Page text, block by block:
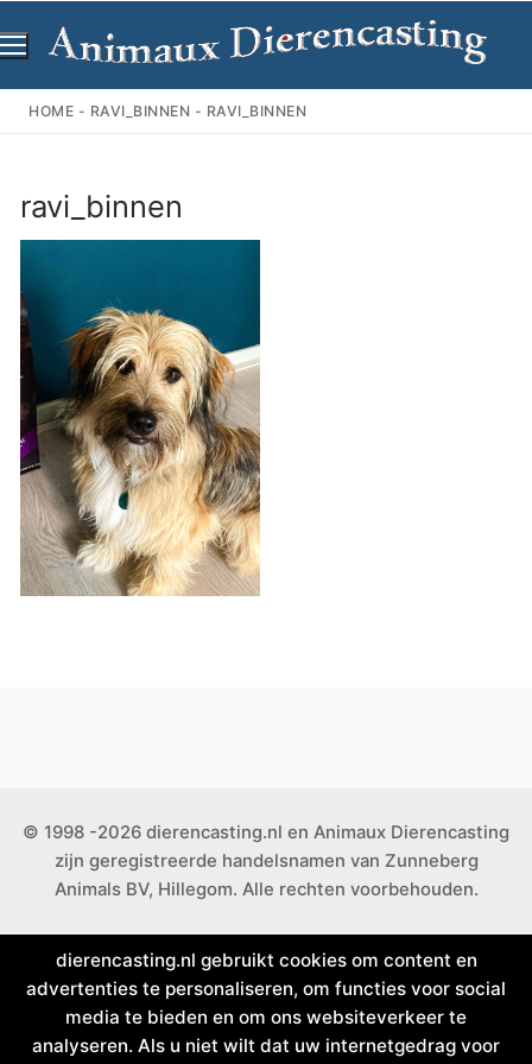
naar
inhoud
HOME - RAVI_BINNEN - RAVI_BINNEN
ravi_binnen
© 1998 -2026 dierencasting.nl en Animaux Dierencasting
zijn geregistreerde handelsnamen van Zunneberg
Animals BV, Hillegom. Alle rechten voorbehouden.
dierencasting.nl gebruikt cookies om content en
advertenties te personaliseren, om functies voor social
media te bieden en om ons websiteverkeer te
analyseren. Als u niet wilt dat uw internetgedrag voor